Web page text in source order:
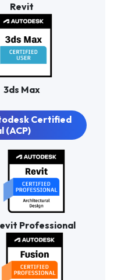
Revit
3ds Max
Certified
(ACP)
Professional